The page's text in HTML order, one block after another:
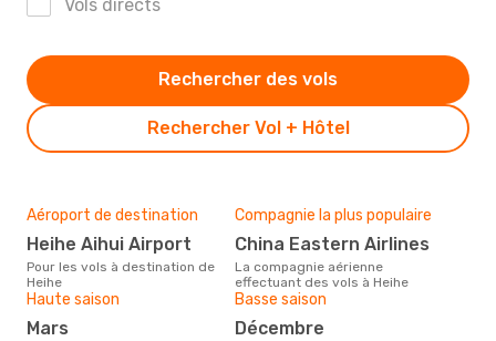
Vols directs
Rechercher Vol + Hôtel
Rechercher des vols
Aéroport de destination
Heihe Aihui Airport
Pour les vols à destination de
Heihe
Compagnie la plus populaire
China Eastern Airlines
La compagnie aérienne
effectuant des vols à Heihe
Haute saison
mars
Basse saison
décembre